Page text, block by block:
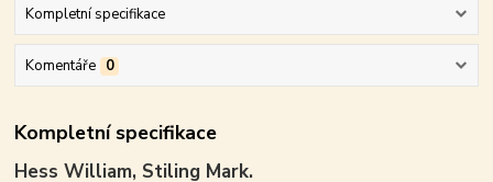
Kompletní specifikace
Komentáře 0
Kompletní specifikace
Hess William, Stiling Mark.